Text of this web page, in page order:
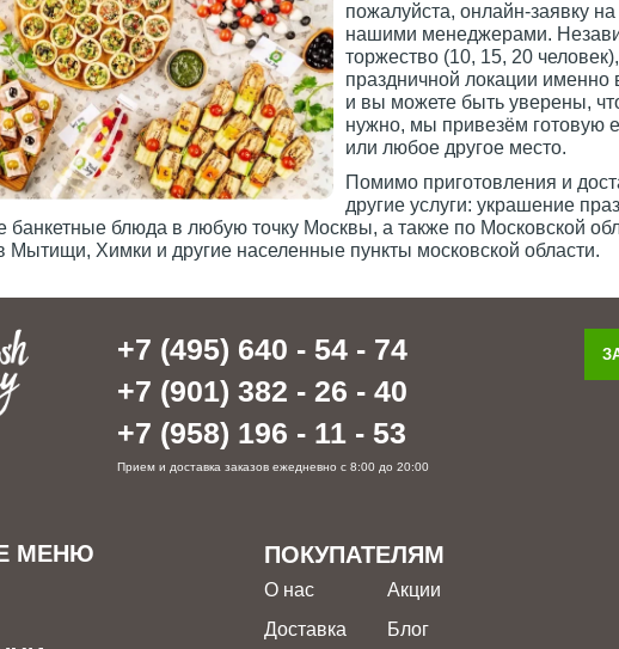
пожалуйста, онлайн-заявку
нашими менеджерами.
торжество (10, 15, 20
праздничной локации именно
и вы можете быть уверены,
нужно, мы привезём готовую
или любое другое место.
Помимо приготовления и
другие услуги: украшение
банкетные блюда в любую точку Москвы, а также по Московской
Мытищи, Химки и другие населенные пункты московской области.
+7 (495) 640 - 54 - 74
+7 (901) 382 - 26 - 40
+7 (958) 196 - 11 - 53
Прием и доставка заказов ежедневно с 8:00 до 20:00
МЕНЮ
ПОКУПАТЕЛЯМ
О нас
Доставка
Акции
Блог